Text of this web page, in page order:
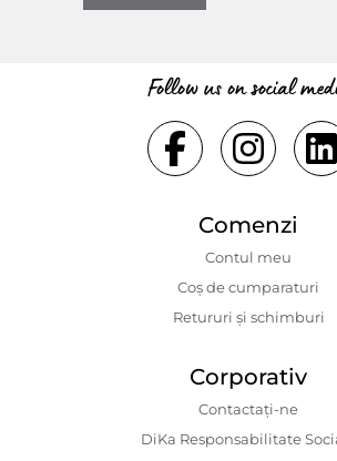
Follow us on social
Comenzi
Contul meu
Coș de cumparaturi
Retururi și schimburi
Corporativ
Contactaţi-ne
DiKa Responsabilitate